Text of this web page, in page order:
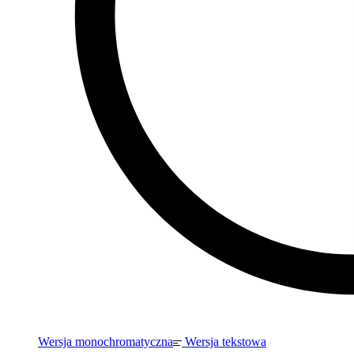
Wersja monochromatyczna Wersja tekstowa